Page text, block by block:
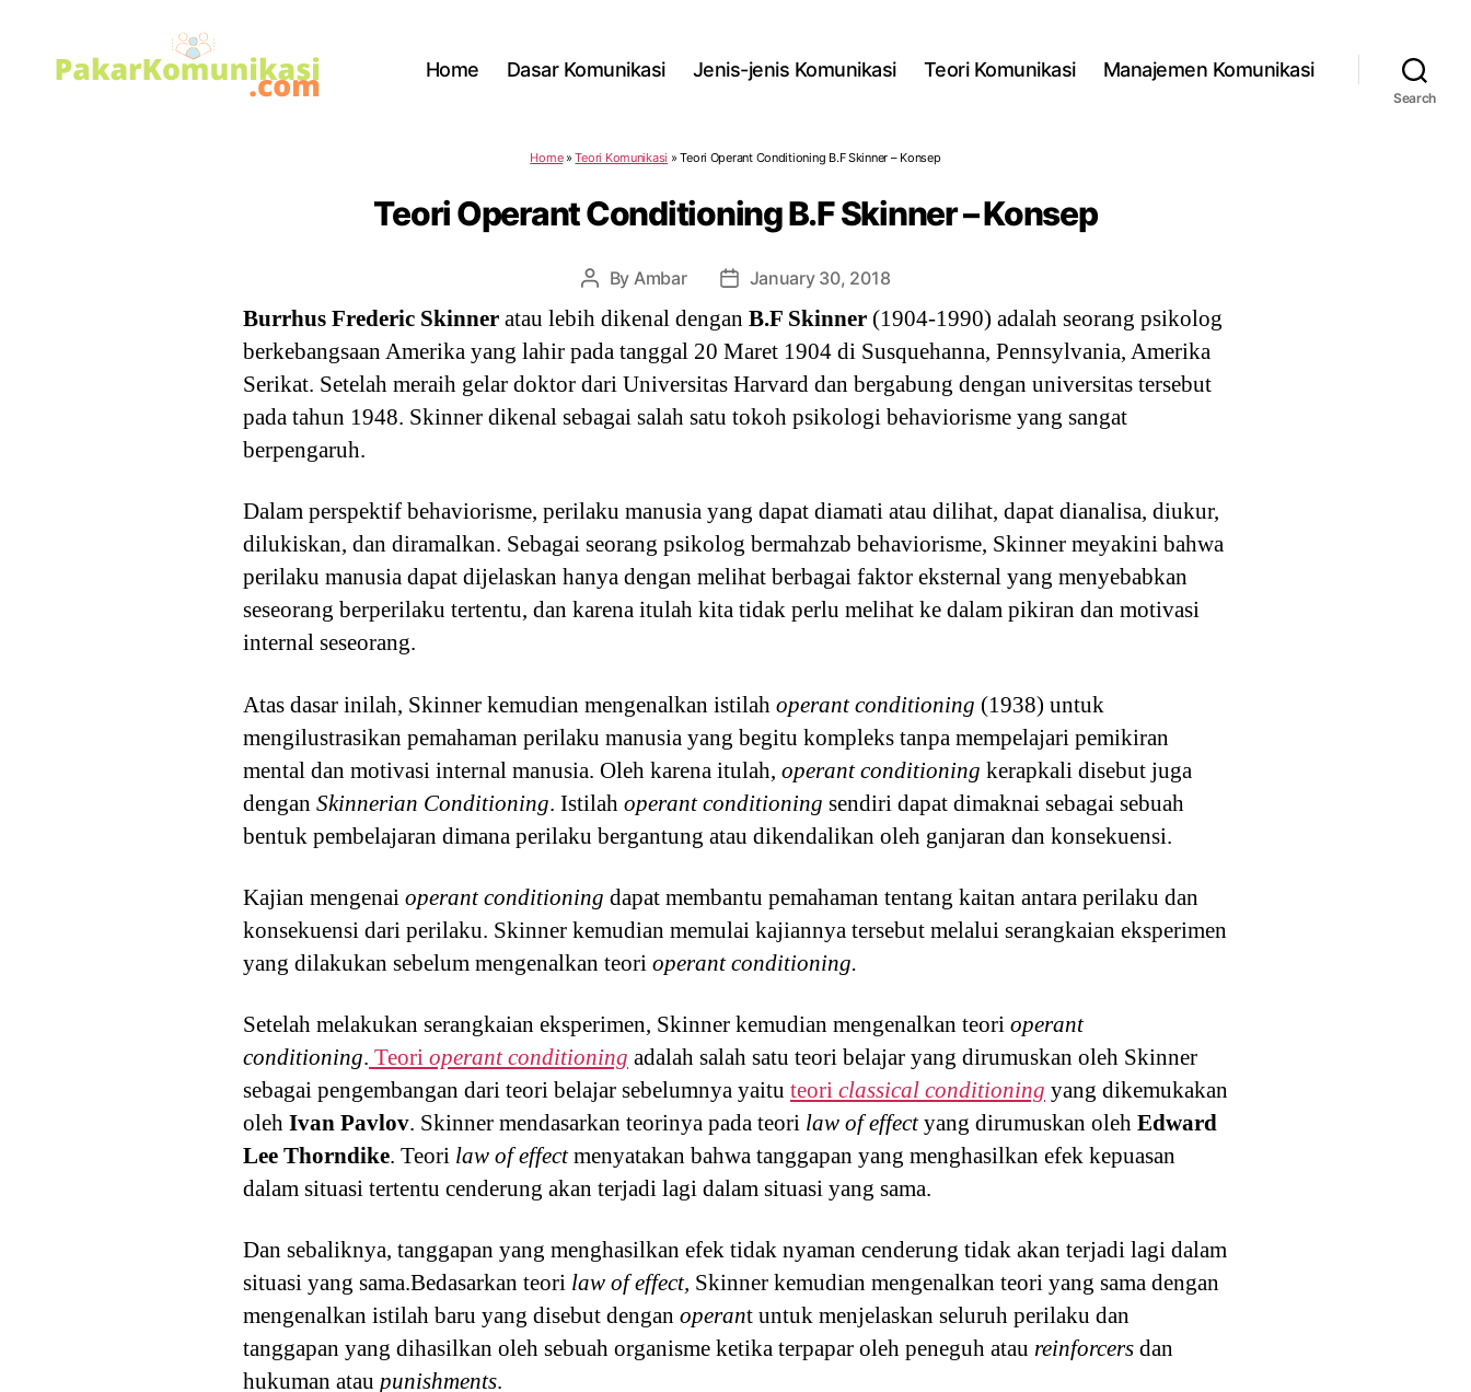
Home Dasar Komunikasi Jenis-jenis Komunikasi Teori Komunikasi Manajemen Komunikasi
Search
Home»Teori Komunikasi »Teori Operant Conditioning B.F Skinner – Konsep
Teori Operant Conditioning B.F Skinner – Konsep
Post
author
By Ambar
Post
date
January 30, 2018
Burrhus Frederic Skinner atau lebih dikenal dengan B.F Skinner (1904-1990) adalah seorang psikolog
berkebangsaan Amerika yang lahir pada tanggal 20 Maret 1904 di Susquehanna, Pennsylvania, Amerika
Serikat. Setelah meraih gelar doktor dari Universitas Harvard dan bergabung dengan universitas tersebut
pada tahun 1948. Skinner dikenal sebagai salah satu tokoh psikologi behaviorisme yang sangat
berpengaruh.
Dalam perspektif behaviorisme, perilaku manusia yang dapat diamati atau dilihat, dapat dianalisa, diukur,
dilukiskan, dan diramalkan. Sebagai seorang psikolog bermahzab behaviorisme, Skinner meyakini bahwa
perilaku manusia dapat dijelaskan hanya dengan melihat berbagai faktor eksternal yang menyebabkan
seseorang berperilaku tertentu, dan karena itulah kita tidak perlu melihat ke dalam pikiran dan motivasi
internal seseorang.
Atas dasar inilah, Skinner kemudian mengenalkan istilah operant conditioning (1938) untuk
mengilustrasikan pemahaman perilaku manusia yang begitu kompleks tanpa mempelajari pemikiran
mental dan motivasi internal manusia. Oleh karena itulah, operant conditioning kerapkali disebut juga
dengan Skinnerian Conditioning. Istilah operant conditioning sendiri dapat dimaknai sebagai sebuah
bentuk pembelajaran dimana perilaku bergantung atau dikendalikan oleh ganjaran dan konsekuensi.
Kajian mengenai operant conditioning dapat membantu pemahaman tentang kaitan antara perilaku dan
konsekuensi dari perilaku. Skinner kemudian memulai kajiannya tersebut melalui serangkaian eksperimen
yang dilakukan sebelum mengenalkan teori operant conditioning.
Setelah melakukan serangkaian eksperimen, Skinner kemudian mengenalkan teori operant
conditioning. Teori operant conditioning adalah salah satu teori belajar yang dirumuskan oleh Skinner
sebagai pengembangan dari teori belajar sebelumnya yaitu teori classical conditioning yang dikemukakan
oleh Ivan Pavlov. Skinner mendasarkan teorinya pada teori law of effectyang dirumuskan oleh Edward
Lee Thorndike. Teori law of effectmenyatakan bahwa tanggapan yang menghasilkan efek kepuasan
dalam situasi tertentu cenderung akan terjadi lagi dalam situasi yang sama.
Dan sebaliknya, tanggapan yang menghasilkan efek tidak nyaman cenderung tidak akan terjadi lagi dalam
situasi yang sama.Bedasarkan teori law of effect, Skinner kemudian mengenalkan teori yang sama dengan
mengenalkan istilah baru yang disebut dengan operant untuk menjelaskan seluruh perilaku dan
tanggapan yang dihasilkan oleh sebuah organisme ketika terpapar oleh peneguh atau reinforcers dan
hukuman atau punishments.